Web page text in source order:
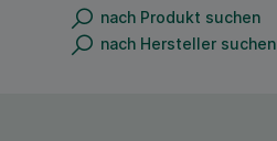
nach Produkt suchen
nach Hersteller suchen